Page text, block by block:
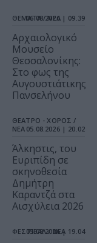
ΘΕΜΑΤΑ / ΝΕΑ
06.08.2026 | 09.39
Αρχαιολογικό
Μουσείο
Θεσσαλονίκης:
Στο φως της
Αυγουστιάτικης
Πανσελήνου
ΘΕΑΤΡΟ - ΧΟΡΟΣ /
ΝΕΑ 05.08.2026 | 20.02
Άλκηστις, του
Ευριπίδη σε
σκηνοθεσία
Δημήτρη
Καραντζά στα
Αισχύλεια 2026
ΦΕΣΤΙΒΑΛ / ΝΕΑ
05.08.2026 | 19.04